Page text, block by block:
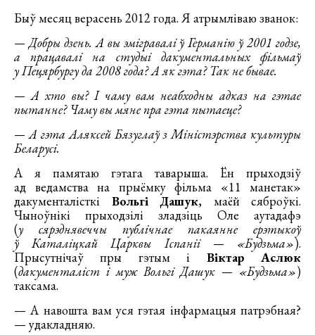
Быў месяц верасень 2012 года. Я атрымліваю званок:
— Добры дзень. А вы эмігравалі ў Германію ў 2001 годзе,
а працавалі на студыі дакументальных фільмаў
у Пецярбургу да 2008 года? А як гэта? Так не бывае.
— А хто вы? І чаму вам неабходны адказ на гэтае
пытанне? Чаму вы мяне пра гэта пытаеце?
— А гэта Аляксей Бязуглаў з Міністэрства культуры
Беларусі.
А я памятаю гэтага таварыша. Ён прыходзіў
ад ведамства на прыёмку фільма «11 манетак»
дакументалісткі Вольгі Дашук, маёй сяброўкі.
Чыноўнікі прыходзілі зладзіць Оле аутадафэ
(у сярэднявеччы публічнае пакаянне ерэтыкоў
ў Каталіцкай Царквы Іспаніі — «Будзьма»).
Прысутнічаў пры гэтым і Віктар Аслюк
(дакументаліст і муж Вольгі Дашук — «Будзьма»)
таксама.
— А навошта вам уся гэтая інфармацыя патрэбная?
— удакладняю.